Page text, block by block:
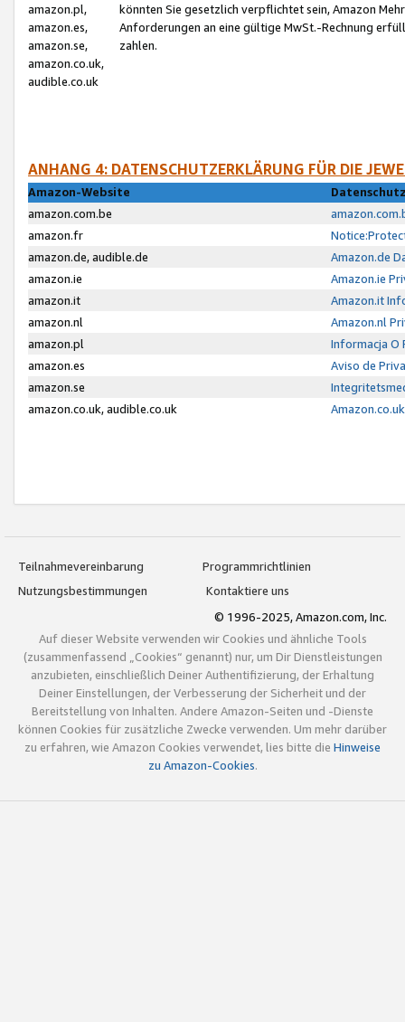
amazon.pl,
amazon.es,
amazon.se,
amazon.co.uk,
audible.co.uk
könnten Sie gesetzlich verpflichtet sein, Amazon
Anforderungen an eine gültige MwSt.-Rechnung
zahlen.
ANHANG 4: DATENSCHUTZERKLÄRUNG FÜR DIE
Amazon-Website
amazon.com.be
amazon.fr
amazon.de, audible.de
Amazon.de
amazon.ie
Amazon.ie
amazon.it
Amazon.it
amazon.nl
Amazon.nl
amazon.pl
Informacja O
amazon.es
Aviso de
amazon.se
amazon.co.uk, audible.co.uk
Teilnahmevereinbarung
Programmrichtlinien
Nutzungsbestimmungen
Kontaktiere uns
© 1996-2025, Amazon.com, Inc.
Auf dieser Website verwenden wir Cookies und ähnliche Tools
(zusammenfassend „Cookies“ genannt) nur, um Dir Dienstleistungen
anzubieten, einschließlich Deiner Authentifizierung, der Erhaltung
Deiner Einstellungen, der Verbesserung der Sicherheit und der
Bereitstellung von Inhalten. Andere Amazon-Seiten und -Dienste
können Cookies für zusätzliche Zwecke verwenden. Um mehr darüber
zu erfahren, wie Amazon Cookies verwendet, lies bitte die Hinweise
zu Amazon-Cookies.